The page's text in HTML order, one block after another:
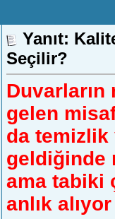
Yanıt:
Seçilir?
Duvarların
gelen
da temizlik
geldiğinde
ama tabiki
anlık